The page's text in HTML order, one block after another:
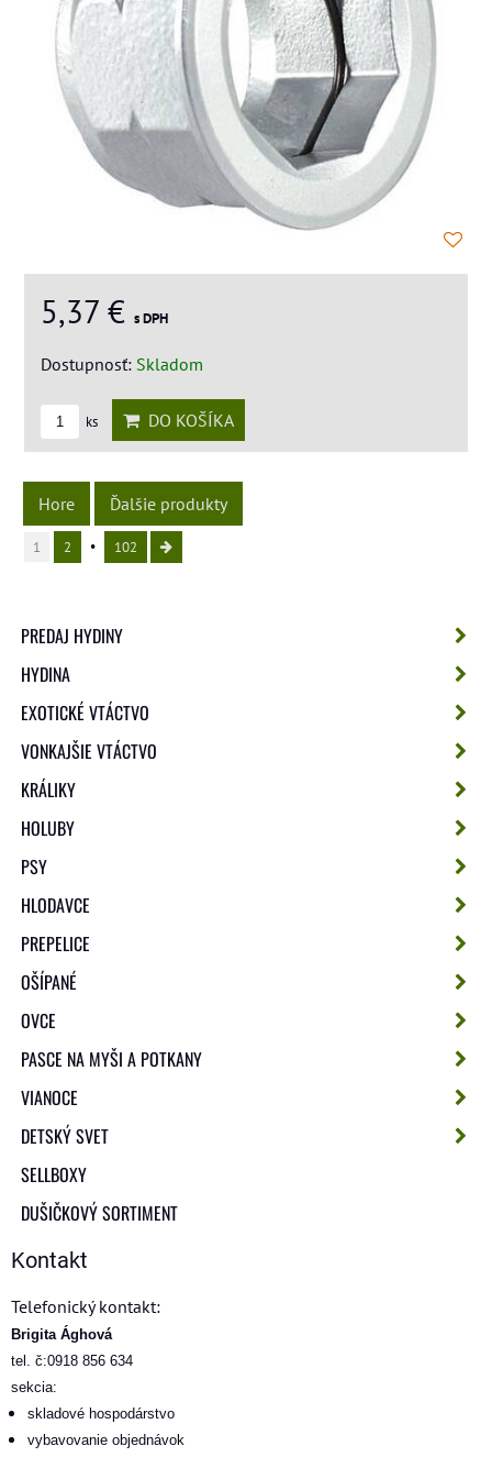
5,37 € s DPH
Dostupnosť: Skladom
ks DO KOŠÍKA
Hore Ďalšie produkty
1 2 102
PREDAJ HYDINY
HYDINA
EXOTICKÉ VTÁCTVO
VONKAJŠIE VTÁCTVO
KRÁLIKY
HOLUBY
PSY
HLODAVCE
PREPELICE
OŠÍPANÉ
OVCE
PASCE NA MYŠI A POTKANY
VIANOCE
DETSKÝ SVET
SELLBOXY
DUŠIČKOVÝ SORTIMENT
Kontakt
Telefonický kontakt:
Brigita Ághová
tel. č:0918 856 634
sekcia:
skladové hospodárstvo
vybavovanie objednávok